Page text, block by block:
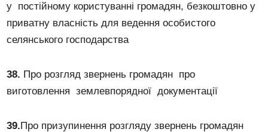
у постійному користуванні громадян, безкоштовно у
приватну власність для ведення особистого
селянського господарства
38. Про розгляд звернень громадян про
виготовлення землевпорядної документації
39.Про призупинення розгляду звернень громадян